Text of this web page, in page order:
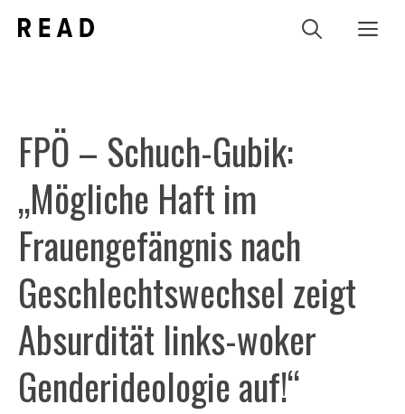
Inhalt
FPÖ – Schuch-Gubik:
„Mögliche Haft im
Frauengefängnis nach
Geschlechtswechsel zeigt
Absurdität links-woker
Genderideologie auf!“